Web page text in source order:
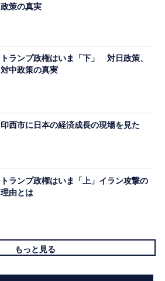
政策の真実
トランプ政権はいま「下」 対日政策、
対中政策の真実
印西市に日本の経済成長の現場を見た
トランプ政権はいま「上」イラン攻撃の
理由とは
もっと見る